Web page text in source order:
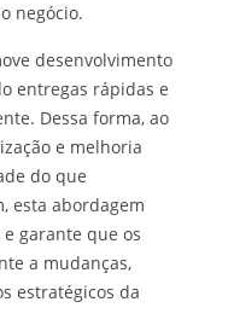
negócio.
desenvolvimento
entregas rápidas e
Dessa forma, ao
e melhoria
do que
esta abordagem
garante que os
a mudanças,
estratégicos da